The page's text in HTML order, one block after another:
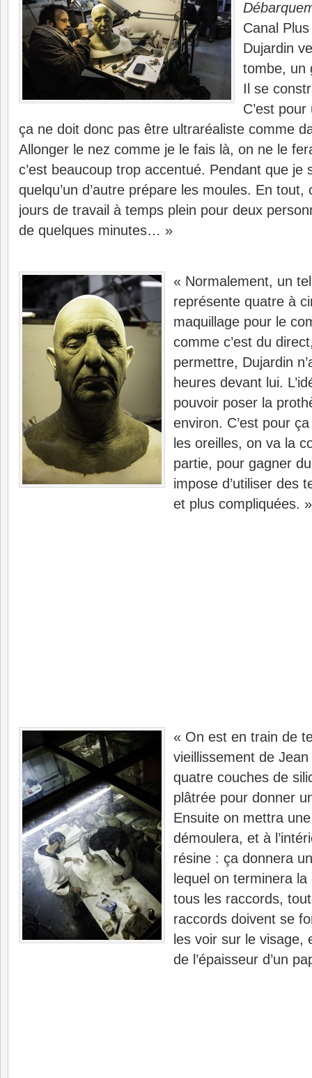
Canal
Dujardin
tombe, un
Il se
C’est
ça ne doit donc pas être ultraréaliste comme
Allonger le nez comme je le fais là, on ne le
c’est beaucoup trop accentué. Pendant que je
quelqu’un d’autre prépare les moules. En tout,
jours de travail à temps plein pour deux
de quelques minutes… »
« Normalement, un
représente quatre à
maquillage pour le
comme c’est du
permettre, Dujardin
heures devant lui.
pouvoir poser la
environ. C’est pour
les oreilles, on va la
partie, pour gagner
impose d’utiliser des
et plus compliquées. »
« On est en train de
vieillissement de
quatre couches de
plâtrée pour donner
Ensuite on mettra
démoulera, et à
résine : ça donnera
lequel on terminera
tous les raccords,
raccords doivent se
les voir sur le visage,
de l’épaisseur d’un